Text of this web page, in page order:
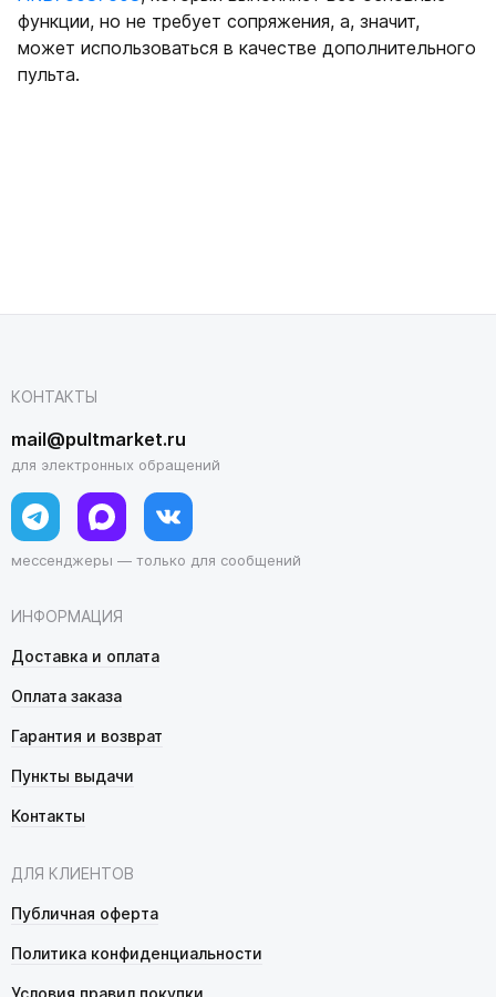
функции, но не требует сопряжения, а, значит,
может использоваться в качестве дополнительного
пульта.
ИНФОРМАЦИЯ
Доставка и оплата
Оплата заказа
Гарантия и возврат
Пункты выдачи
Контакты
ДЛЯ КЛИЕНТОВ
Публичная оферта
Политика конфиденциальности
Условия правил покупки
КОНТАКТЫ
mail@pultmarket.ru
для электронных обращений
мессенджеры — только для сообщений